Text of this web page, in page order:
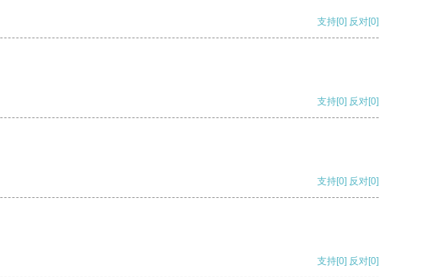
支持[0] 反对[0]
支持[0] 反对[0]
支持[0] 反对[0]
支持[0] 反对[0]